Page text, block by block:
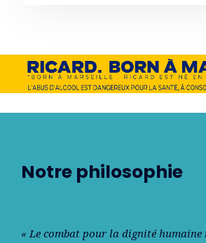
Notre philosophie
« Le combat pour la dignité humaine